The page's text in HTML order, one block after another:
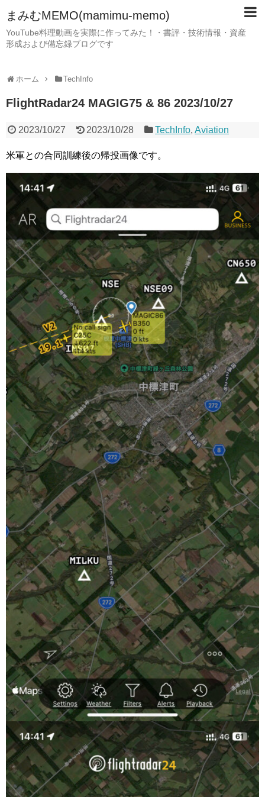
まみむMEMO(mamimu-memo)
YouTube料理動画を実際に作ってみた！・書評・技術情報・資産
形成および備忘録ブログです
ホーム TechInfo
FlightRadar24 MAGIG75 & 86 2023/10/27
2023/10/27 2023/10/28 TechInfo,Aviation
米軍との合同訓練後の帰投画像です。